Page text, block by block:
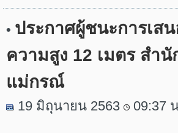
• ประกาศผู้ชนะการเส
ความสูง 12 เมตร สำ
แม่กรณ์
19 มิถุนายน 2563 09:37